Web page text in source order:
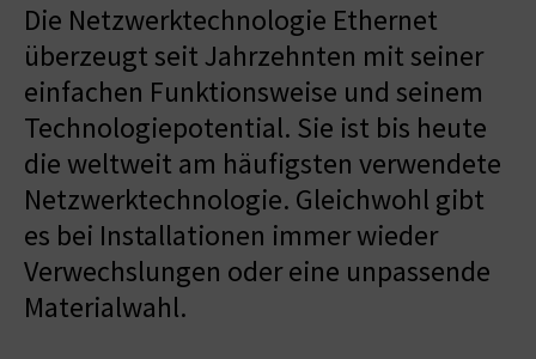
Die Netzwerktechnologie Ethernet
überzeugt seit Jahrzehnten mit seiner
einfachen Funktionsweise und seinem
Technologiepotential. Sie ist bis heute
die weltweit am häufigsten verwendete
Netzwerktechnologie. Gleichwohl gibt
es bei Installationen immer wieder
Verwechslungen oder eine unpassende
Materialwahl.